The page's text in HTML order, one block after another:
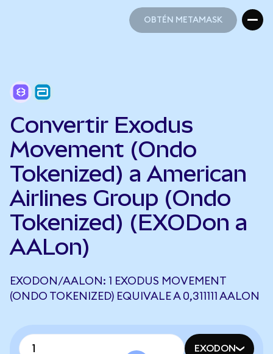
OBTÉN METAMASK
Convertir Exodus
Movement (Ondo
Tokenized) a American
Airlines Group (Ondo
Tokenized) (EXODon a
AALon)
EXODON/AALON: 1 EXODUS MOVEMENT
(ONDO TOKENIZED) EQUIVALE A 0,311111 AALON
EXODON